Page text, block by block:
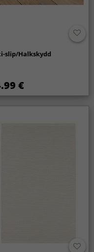
slip/Halkskydd
€